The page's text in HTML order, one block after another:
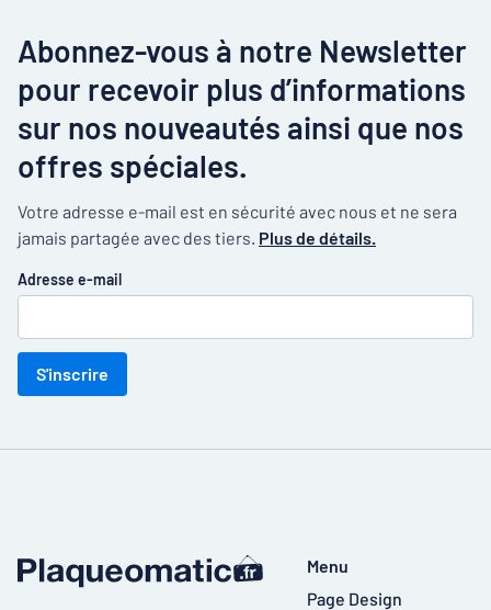
Abonnez-vous à notre Newsletter
pour recevoir plus d’informations
sur nos nouveautés ainsi que nos
offres spéciales.
Votre adresse e-mail est en sécurité avec nous et ne sera
jamais partagée avec des tiers. Plus de détails.
Adresse e-mail
S'inscrire
Menu
Page Design